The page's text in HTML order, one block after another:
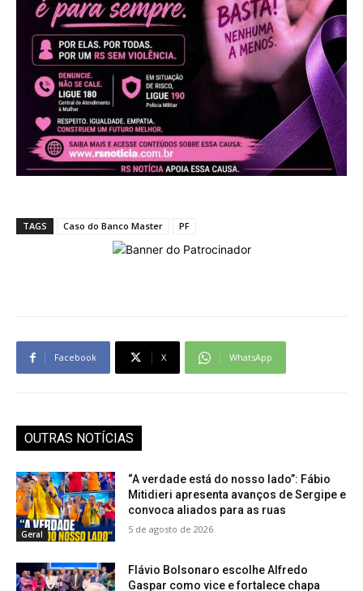
TAGS Caso do Banco Master PF
Facebook X WhatsApp
OUTRAS NOTÍCIAS
Geral
“A verdade está do nosso lado”: Fábio
Mitidieri apresenta avanços de Sergipe e
convoca aliados para as ruas
5 de agosto de 2026
Flávio Bolsonaro escolhe Alfredo
Gaspar como vice e fortalece chapa